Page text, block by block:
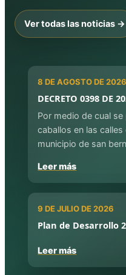
Ver todas las noticias →
8 DE AGOSTO DE 2026
DECRETO 0398 DE
Por medio de cual
caballos en las
municipio de san
Leer más
9 DE JULIO DE 2026
Plan de Desarrollo
Leer más